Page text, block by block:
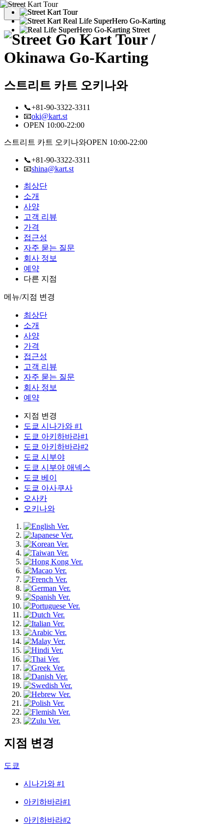
스트리트 카트 오키나와
📞+81-90-3322-3311
📧oki@kart.st
OPEN 10:00-22:00
스트리트 카트 오키나와OPEN 10:00-22:00
📞+81-90-3322-3311
📧shina@kart.st
최상단
소개
사양
고객 리뷰
가격
접근성
자주 묻는 질문
회사 정보
예약
다른 지점
메뉴/지점 변경
최상단
소개
사양
가격
접근성
고객 리뷰
자주 묻는 질문
회사 정보
예약
지점 변경
도쿄 시나가와 #1
도쿄 아키하바라#1
도쿄 아키하바라#2
도쿄 시부야
도쿄 시부야 애넥스
도쿄 베이
도쿄 아사쿠사
오사카
오키나와
지점 변경
도쿄
시나가와 #1
아키하바라#1
아키하바라#2